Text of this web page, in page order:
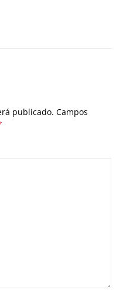
publicado. Campos